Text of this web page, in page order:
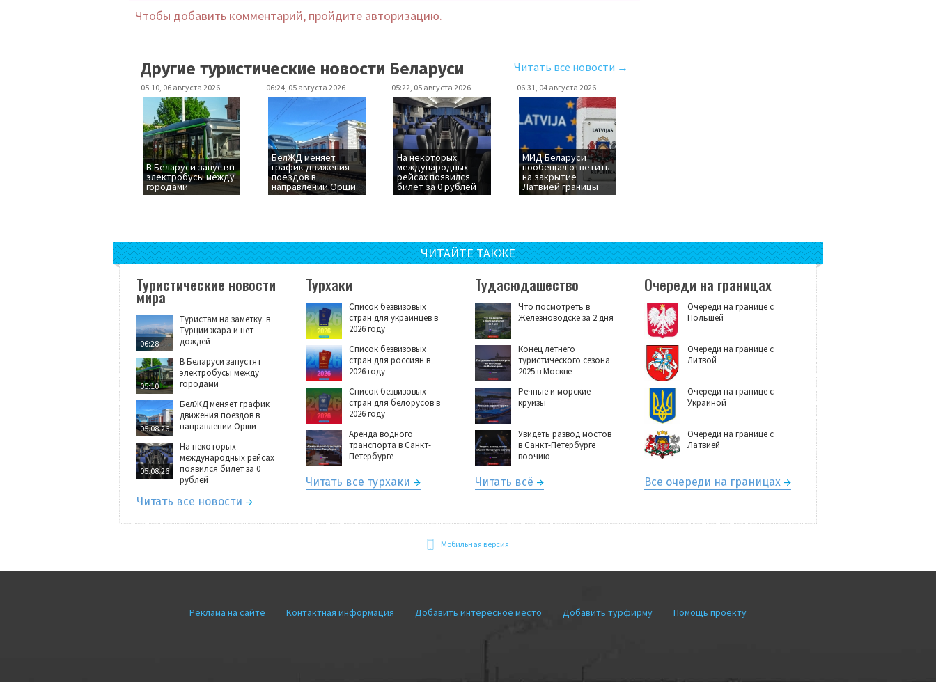
Чтобы добавить комментарий, пройдите авторизацию.
Другие туристические новости Беларуси Читать все новости →
05:10, 06 августа 2026
В Беларуси запустят
электробусы между
городами
06:24, 05 августа 2026
БелЖД меняет
график движения
поездов в
направлении Орши
05:22, 05 августа 2026
На некоторых
международных
рейсах появился
билет за 0 рублей
06:31, 04 августа 2026
МИД Беларуси
пообещал ответить
на закрытие
Латвией границы
ЧИТАЙТЕ ТАКЖЕ
Туристические новости
мира
06:28
Туристам на заметку: в
Турции жара и нет
дождей
05:10
В Беларуси запустят
электробусы между
городами
05.08.26
БелЖД меняет график
движения поездов в
направлении Орши
05.08.26
На некоторых
международных рейсах
появился билет за 0
рублей
Читать все новости
Турхаки
Список безвизовых
стран для украинцев в
2026 году
Список безвизовых
стран для россиян в
2026 году
Список безвизовых
стран для белорусов в
2026 году
Аренда водного
транспорта в Санкт-
Петербурге
Читать все турхаки
Тудасюдашество
Что посмотреть в
Железноводске за 2 дня
Конец летнего
туристического сезона
2025 в Москве
Речные и морские
круизы
Увидеть развод мостов
в Санкт-Петербурге
воочию
Читать всё
Очереди на границах
Очереди на границе с
Польшей
Очереди на границе с
Литвой
Очереди на границе с
Украиной
Очереди на границе с
Латвией
Все очереди на границах
Мобильная версия
Реклама на сайте Контактная информация Добавить интересное место Добавить турфирму Помощь проекту